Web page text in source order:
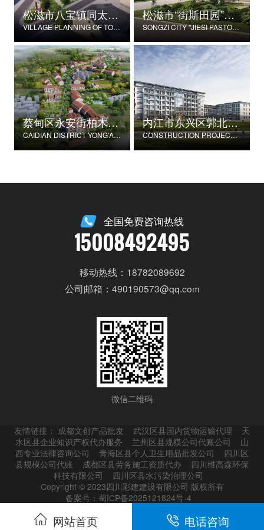
松滋市八宝镇同太湖村村庄规划
VILLAGE PLANNING OF TONGTAIHU VILLAGE, BABAO TOWN, SONGZI CITY
松滋市“街斯田园”美丽乡村示范片建设项目
SONGZI CITY "JIESI PASTORAL" BEAUTIFUL RURAL DEMONSTRATION FILM CONSTRUCTION PROJECT
蔡甸区永安街柏木村郭家庄湾省级美丽乡村试点建设项目
CAIDIAN DISTRICT YONG'AN STREET CYPRESS VILLAGE GUOJIAZHUANG BAY PROVINCIAL BEAUTIFUL VILLAGE PILOT CONSTRUCTION PROJECT
内江市东兴区郭北养老服务中心建设项目
CONSTRUCTION PROJECT OF GUOBEI ELDERLY SERVICE CENTER IN DONGXING DISTRICT, NEIJIANG CITY
全国免费咨询热线
15008492495
移动热线：18782089692
公司邮箱：490190573@qq.com
微信二维码
友情链接： 成都文创产品批发 武汉区县国内货物运输代理
天
水区县企业知识产权代办服务
兰州区县规模公司代账公司
山
西专业法律咨询公司
青海区县个人卫生用品批发公司
四川区
县规模公司代账
成都区县劳务施工资质代办
四川维高森环保
科技有限公司
四川区县水污染治理公司
Copyright © 2023四川彩建建设有限公司 版权所有
备案号：蜀ICP备2025121824号-4
网站首页 电话咨询